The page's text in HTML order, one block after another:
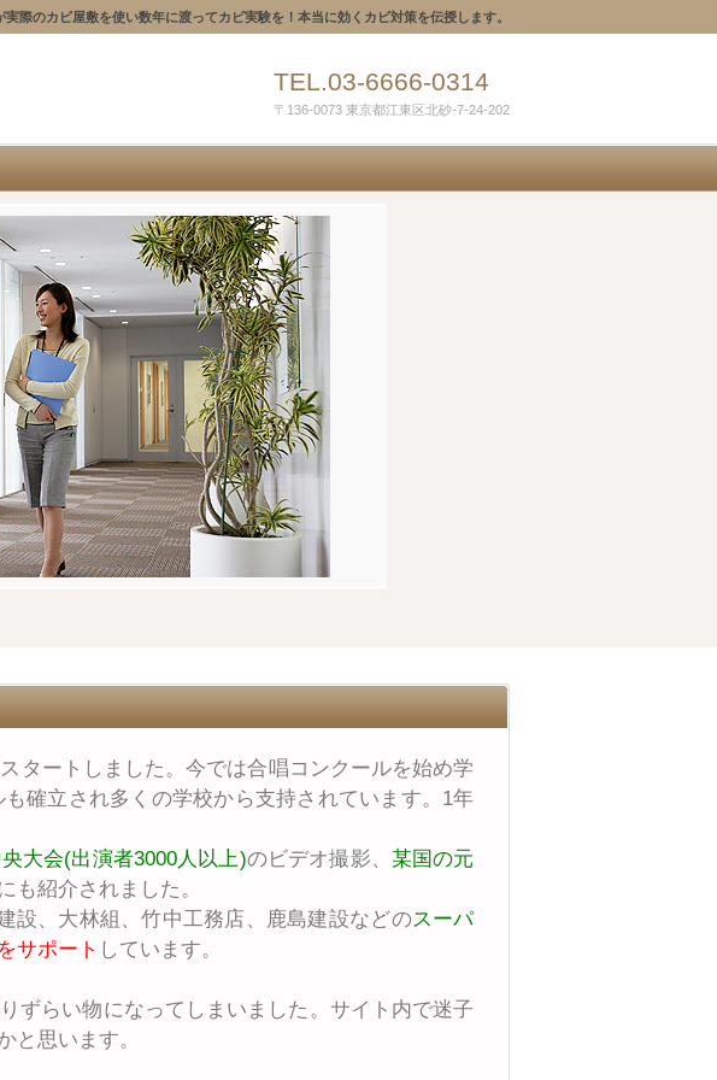
実際のカビ屋敷を使い数年に渡ってカビ実験を！本当に効くカビ対策を伝授します。
TEL.03-6666-0314
〒136-0073 東京都江東区北砂-7-24-202
タートしました。今では合唱コンクールを始め学
確立され多くの学校から支持されています。1年
大会(出演者3000人以上)のビデオ撮影、 某国の元
も紹介されました。
設、大林組、竹中工務店、鹿島建設などのスーパ
サポート しています。
ずらい物になってしまいました。サイト内で迷子
と思います。